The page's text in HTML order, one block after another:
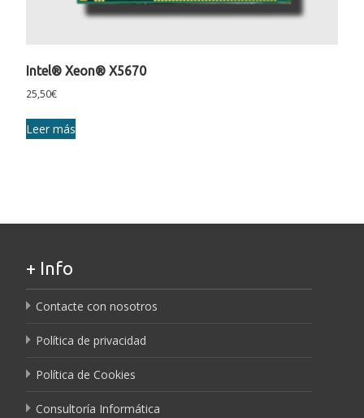
Intel® Xeon® X5670
25,50€
Leer más
+ Info
Contacte con nosotros
Política de privacidad
Política de Cookies
Consultoría Informática